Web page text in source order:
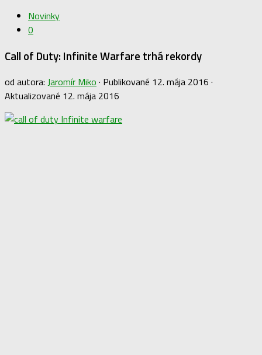
Novinky
0
Call of Duty: Infinite Warfare trhá rekordy
od autora: Jaromír Miko · Publikované 12. mája 2016 ·
Aktualizované 12. mája 2016